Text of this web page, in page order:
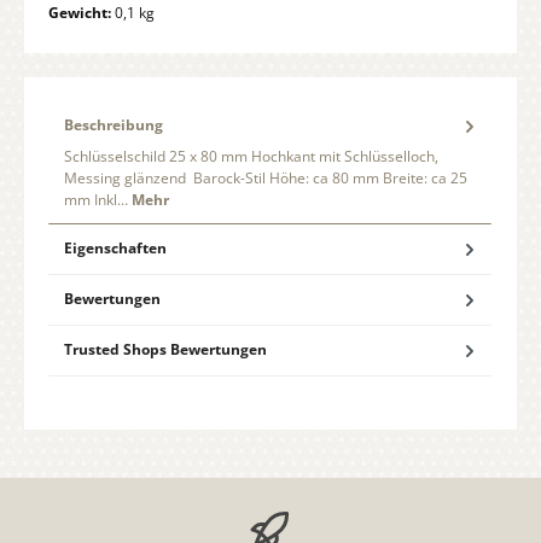
Gewicht:0,1 kg
Beschreibung
Schlüsselschild 25 x 80 mm Hochkant mit Schlüsselloch,
Messing glänzend Barock-Stil Höhe: ca 80 mm Breite: ca 25
mm Inkl… Mehr
Eigenschaften
Bewertungen
Trusted Shops Bewertungen